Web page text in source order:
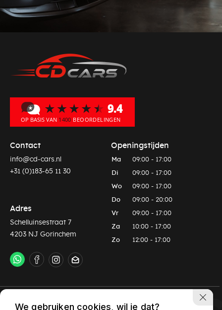
Contact
info@cd-cars.nl
+31 (0)183-65 11 30
Adres
Schelluinsestraat 7
4203 NJ Gorinchem
Openingstijden
Ma 09:00 - 17:00
Di 09:00 - 17:00
Wo 09:00 - 17:00
Do 09:00 - 20:00
Vr 09:00 - 17:00
Za 10:00 - 17:00
Zo 12:00 - 17:00
Privacy policy Algemene voorwaarden
We gebruiken cookies, wil je dat?